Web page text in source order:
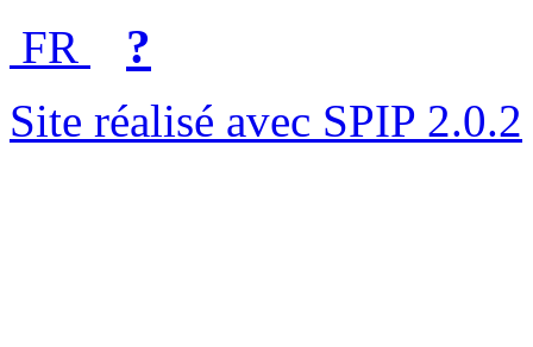
FR
?
Site réalisé avec SPIP 2.0.2